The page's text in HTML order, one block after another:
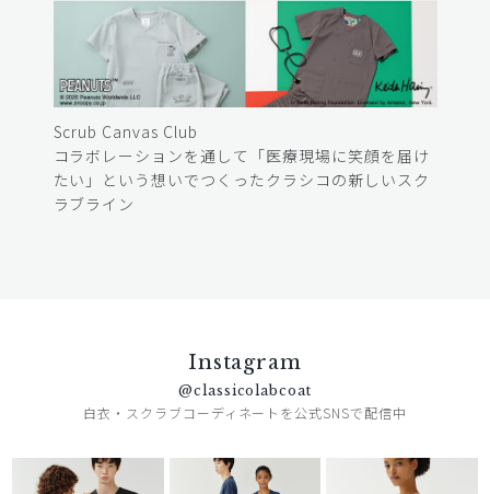
Scrub Canvas Club
コラボレーションを通して「医療現場に笑顔を届け
たい」という想いでつくったクラシコの新しいスク
ラブライン
Instagram
@classicolabcoat
白衣・スクラブコーディネートを公式SNSで配信中